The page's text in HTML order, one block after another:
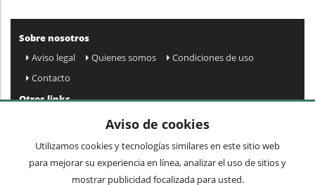
Sobre nosotros
Aviso legal
Quienes somos
Condiciones de uso
Contacto
Otros links
Preguntas frecuentes
Newsletter
Aviso de cookies
Utilizamos cookies y tecnologías similares en este sitio web
para mejorar su experiencia en línea, analizar el uso de sitios y
mostrar publicidad focalizada para usted.